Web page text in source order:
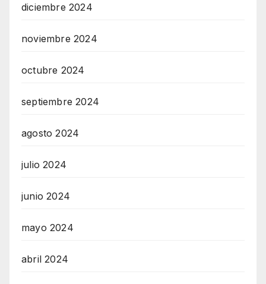
diciembre 2024
noviembre 2024
octubre 2024
septiembre 2024
agosto 2024
julio 2024
junio 2024
mayo 2024
abril 2024